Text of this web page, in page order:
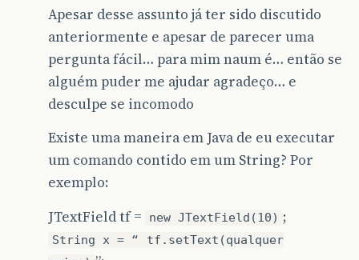
Apesar desse assunto já ter sido discutido
anteriormente e apesar de parecer uma
pergunta fácil… para mim naum é… então se
alguém puder me ajudar agradeço… e
desculpe se incomodo
Existe uma maneira em Java de eu executar
um comando contido em um String? Por
exemplo:
JTextField tf =
new JTextField(10) ;
String x = “
tf.setText(qualquer